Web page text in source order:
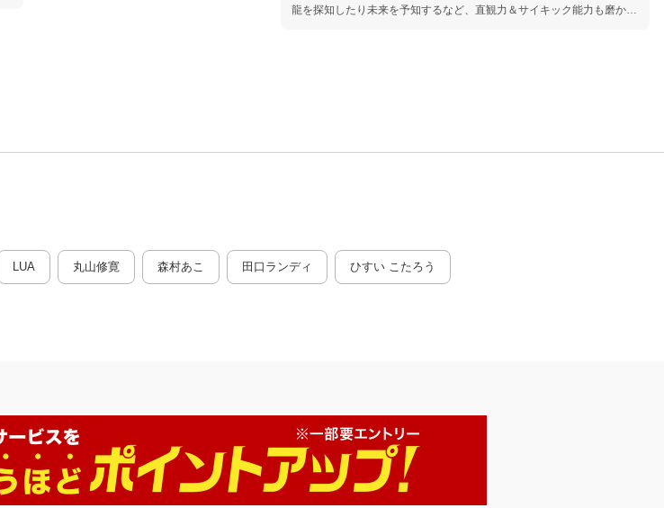
龍を探知したり未来を予知するなど、直観力＆サイキック能力も磨かれ
エネルギーを入れたペンジュラム？ ペンジュラムに絶対に必要な条件
はプラス波動 そのペンジュラム大丈夫？〜様々な今風ペンジュラム〜
中立の立場で物事を判断すること ペンジュラムの大敵は先入観 先入観
LUA 丸山修寛 森村あこ 田口ランディ ひすい こたろう